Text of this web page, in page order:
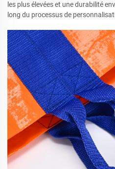
les plus élevées et une durabilité
long du processus de